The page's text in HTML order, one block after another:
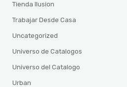
Tienda Ilusion
Trabajar Desde Casa
Uncategorized
Universo de Catalogos
Universo del Catalogo
Urban